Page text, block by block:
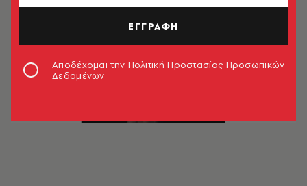
ΕΓΓΡΑΦΗ
Αποδέχομαι την Πολιτική Προστασίας Προσωπικών
Δεδομένων